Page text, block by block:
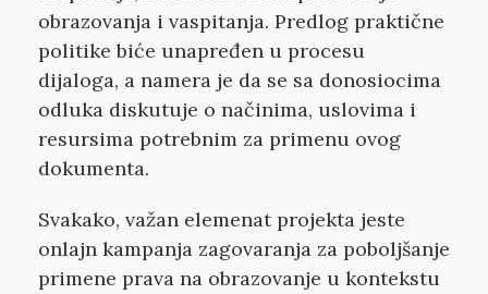
obrazovanja i vaspitanja. Predlog praktične
politike biće unapređen u procesu
dijaloga, a namera je da se sa donosiocima
odluka diskutuje o načinima, uslovima i
resursima potrebnim za primenu ovog
dokumenta.
Svakako, važan elemenat projekta jeste
onlajn kampanja zagovaranja za poboljšanje
primene prava na obrazovanje u kontekstu